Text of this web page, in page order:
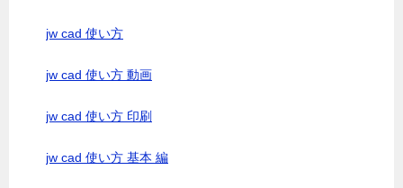
jw cad 使い方
jw cad 使い方 動画
jw cad 使い方 印刷
jw cad 使い方 基本 編